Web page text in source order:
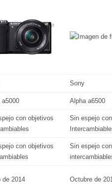
Sony
a5000 Alpha a6500
con objetivos
Sin espejo
con objetivos
Sin espejo
de 2014 Octubre de